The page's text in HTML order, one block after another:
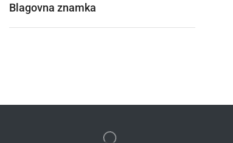
Blagovna znamka